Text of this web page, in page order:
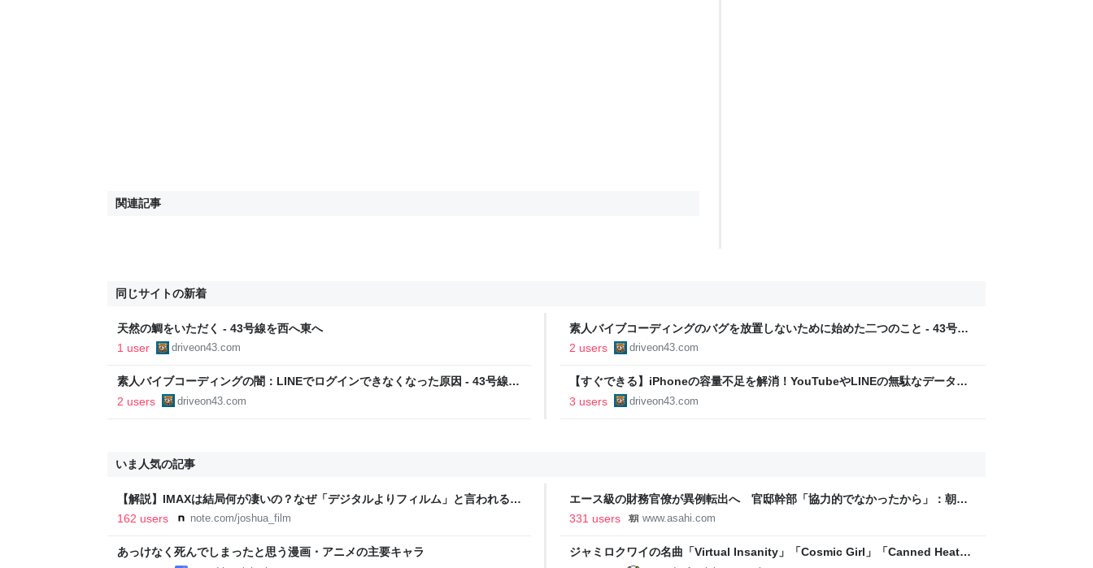
関連記事
同じサイトの新着
天然の鯛をいただく - 43号線を西へ東へ
1 user
driveon43.com
素人バイブコーディングのバグを放置しないために始めた二つのこと - 43号線
を西へ東へ
2 users driveon43.com
素人バイブコーディングの闇：LINEでログインできなくなった原因 - 43号線を
西へ東へ
2 users driveon43.com
【すぐできる】iPhoneの容量不足を解消！YouTubeやLINEの無駄なデータを
消してストレージを空ける方法 - 43号線を西へ東へ
3 users driveon43.com
いま人気の記事
【解説】IMAXは結局何が凄いの？なぜ「デジタルよりフィルム」と言われるの
か？｜Joshua Connolly
162 users note.com/joshua_film
エース級の財務官僚が異例転出へ 官邸幹部「協力的でなかったから」：朝日
新聞
331 users www.asahi.com
あっけなく死んでしまったと思う漫画・アニメの主要キャラ
ジャミロクワイの名曲「Virtual Insanity」「Cosmic Girl」「Canned Heat」